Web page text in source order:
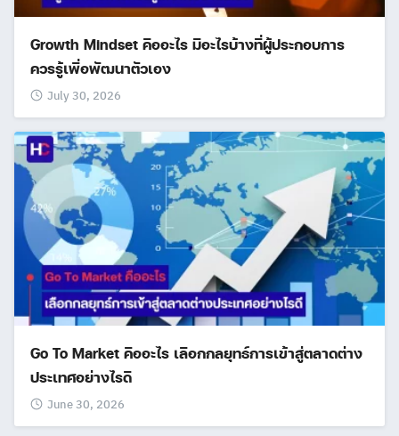
Growth Mindset คืออะไร มีอะไรบ้างที่ผู้ประกอบการ
ควรรู้เพื่อพัฒนาตัวเอง
July 30, 2026
Go To Market คืออะไร เลือกกลยุทธ์การเข้าสู่ตลาดต่าง
ประเทศอย่างไรดี
June 30, 2026